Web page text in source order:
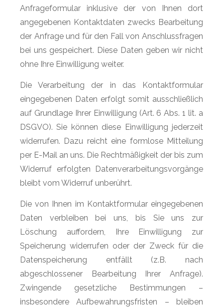
Anfrageformular inklusive der von Ihnen dort
angegebenen Kontaktdaten zwecks Bearbeitung
der Anfrage und für den Fall von Anschlussfragen
bei uns gespeichert. Diese Daten geben wir nicht
ohne Ihre Einwilligung weiter.
Die Verarbeitung der in das Kontaktformular
eingegebenen Daten erfolgt somit ausschließlich
auf Grundlage Ihrer Einwilligung (Art. 6 Abs. 1 lit. a
DSGVO). Sie können diese Einwilligung jederzeit
widerrufen. Dazu reicht eine formlose Mitteilung
per E-Mail an uns. Die Rechtmäßigkeit der bis zum
Widerruf erfolgten Datenverarbeitungsvorgänge
bleibt vom Widerruf unberührt.
Die von Ihnen im Kontaktformular eingegebenen
Daten verbleiben bei uns, bis Sie uns zur
Löschung auffordern, Ihre Einwilligung zur
Speicherung widerrufen oder der Zweck für die
Datenspeicherung entfällt (z.B. nach
abgeschlossener Bearbeitung Ihrer Anfrage).
Zwingende gesetzliche Bestimmungen –
insbesondere Aufbewahrungsfristen – bleiben